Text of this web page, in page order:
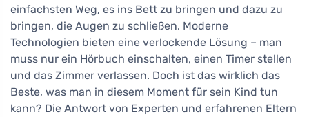
einfachsten Weg, es ins Bett zu bringen und dazu zu
bringen, die Augen zu schließen. Moderne
Technologien bieten eine verlockende Lösung – man
muss nur ein Hörbuch einschalten, einen Timer stellen
und das Zimmer verlassen. Doch ist das wirklich das
Beste, was man in diesem Moment für sein Kind tun
kann? Die Antwort von Experten und erfahrenen Eltern